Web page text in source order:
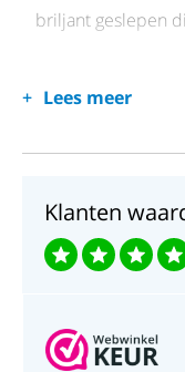
briljant geslepen
Lees meer
Klanten